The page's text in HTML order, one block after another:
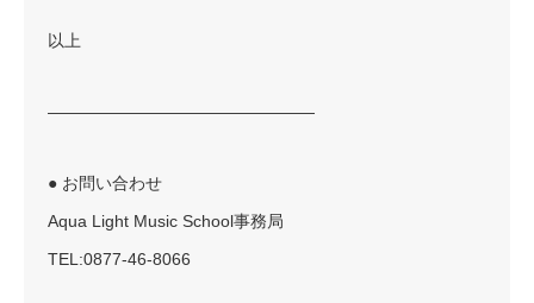
​以上
————————————————
● お問い合わせ
Aqua Light Music School事務局
TEL:0877-46-8066